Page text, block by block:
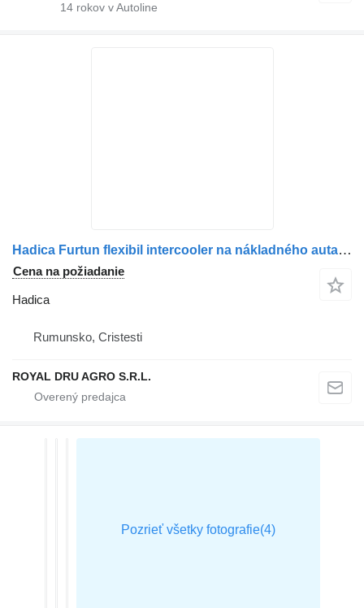
14 rokov v Autoline
Hadica Furtun flexibil intercooler na nákladného auta MAN – Cod: 81963010886 / 8196301-0886
Cena na požiadanie
Hadica
Rumunsko, Cristesti
ROYAL DRU AGRO S.R.L.